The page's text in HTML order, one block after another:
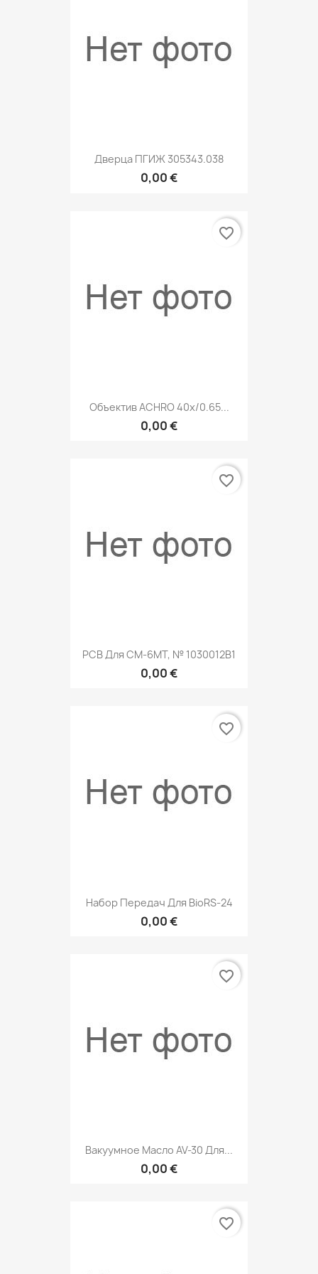
Дверца ПГИЖ 305343.038
0,00 €
Объектив ACHRO 40x/0.65...
0,00 €
favorite_border
PCB Для СМ-6МТ, № 1030012В1
0,00 €
favorite_border
Набор Передач Для BioRS-24
0,00 €
favorite_border
Вакуумное Масло AV-30 Для...
0,00 €
favorite_border
favorite_border